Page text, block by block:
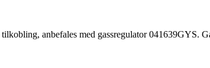
anbefales med gassregulator 041639GYS.